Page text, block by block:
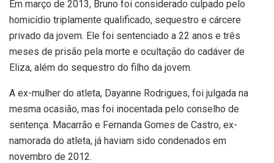
Em março de 2013, Bruno foi considerado culpado pelo
homicídio triplamente qualificado, sequestro e cárcere
privado da jovem. Ele foi sentenciado a 22 anos e três
meses de prisão pela morte e ocultação do cadáver de
Eliza, além do sequestro do filho da jovem.
A ex-mulher do atleta, Dayanne Rodrigues, foi julgada na
mesma ocasião, mas foi inocentada pelo conselho de
sentença. Macarrão e Fernanda Gomes de Castro, ex-
namorada do atleta, já haviam sido condenados em
novembro de 2012.